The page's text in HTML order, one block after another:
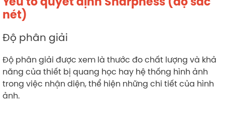
nét)
Độ phân giải
Độ phân giải được xem là thước đo chất lượng và khả
năng của thiết bị quang học hay hệ thống hình ảnh
trong việc nhận diện, thể hiện những chi tiết của hình
ảnh.